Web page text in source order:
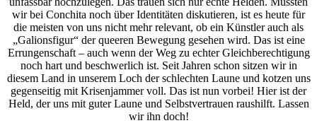
wir bei Conchita noch über Identitäten diskutieren, ist es heute für
die meisten von uns nicht mehr relevant, ob ein Künstler auch als
„Galionsfigur“ der queeren Bewegung gesehen wird. Das ist eine
Errungenschaft – auch wenn der Weg zu echter Gleichberechtigung
noch hart und beschwerlich ist. Seit Jahren schon sitzen wir in
diesem Land in unserem Loch der schlechten Laune und kotzen uns
gegenseitig mit Krisenjammer voll. Das ist nun vorbei! Hier ist der
Held, der uns mit guter Laune und Selbstvertrauen raushilft. Lassen
wir ihn doch!